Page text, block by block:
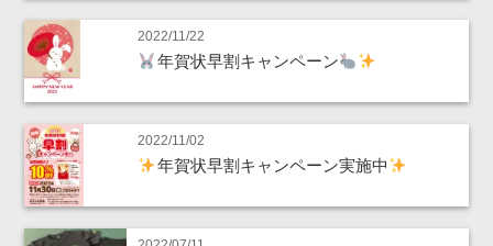
2022/11/22
年賀状早割キャンペーン
2022/11/02
年賀状早割キャンペーン実施中